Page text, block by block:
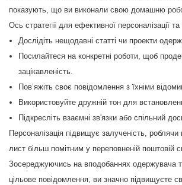
показують, що ви виконали свою домашню
Ось стратегії для ефективної персоналізації та
Дослідіть нещодавні статті чи проекти
Посилайтеся на конкретні роботи, щоб
зацікавленість.
Пов’яжіть своє повідомлення з їхніми
Використовуйте дружній тон для
Підкресліть взаємні зв'язки або спільний
Персоналізація підвищує залученість,
лист більш помітним у переповненій поштовій
Зосереджуючись на вподобаннях одержувача
цільове повідомлення, ви значно підвищуєте